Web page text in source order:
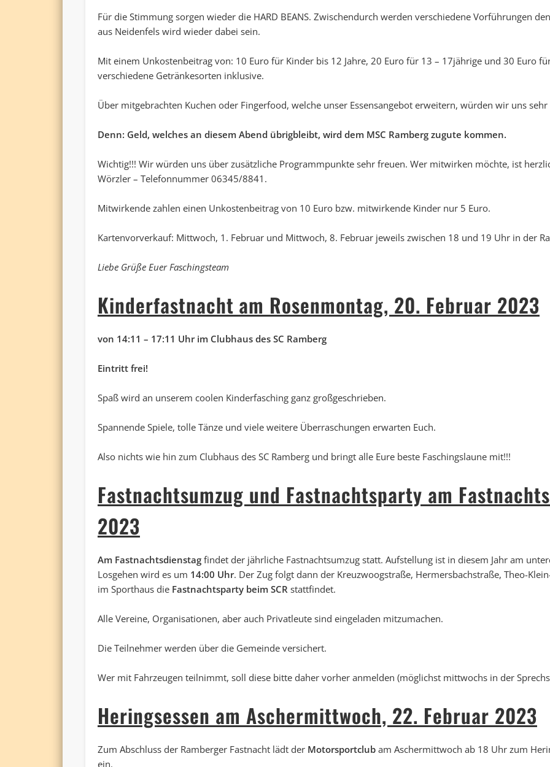
Für die Stimmung sorgen wieder die HARD BEANS. Zwischendurch werden verschiedene Vorführungen
aus Neidenfels wird wieder dabei sein.
Mit einem Unkostenbeitrag von: 10 Euro für Kinder bis 12 Jahre, 20 Euro für 13 – 17jährige und 30 Euro
verschiedene Getränkesorten inklusive.
Über mitgebrachten Kuchen oder Fingerfood, welche unser Essensangebot erweitern, würden wir uns sehr
Denn: Geld, welches an diesem Abend übrigbleibt, wird dem MSC Ramberg zugute kommen.
Wichtig!!! Wir würden uns über zusätzliche Programmpunkte sehr freuen. Wer mitwirken möchte, ist
Wörzler – Telefonnummer 06345/8841.
Mitwirkende zahlen einen Unkostenbeitrag von 10 Euro bzw. mitwirkende Kinder nur 5 Euro.
Kartenvorverkauf: Mittwoch, 1. Februar und Mittwoch, 8. Februar jeweils zwischen 18 und 19 Uhr in der
Liebe Grüße Euer Faschingsteam
Kinderfastnacht am Rosenmontag, 20. Februar 2023
von 14:11 – 17:11 Uhr im Clubhaus des SC Ramberg
Eintritt frei!
Spaß wird an unserem coolen Kinderfasching ganz großgeschrieben.
Spannende Spiele, tolle Tänze und viele weitere Überraschungen erwarten Euch.
Also nichts wie hin zum Clubhaus des SC Ramberg und bringt alle Eure beste Faschingslaune mit!!!
Fastnachtsumzug und Fastnachtsparty am
2023
Am Fastnachtsdienstag findet der jährliche Fastnachtsumzug statt. Aufstellung ist in diesem Jahr am
Losgehen wird es um 14:00 Uhr. Der Zug folgt dann der Kreuzwoogstraße, Hermersbachstraße, Theo-
im Sporthaus die Fastnachtsparty beim SCR stattfindet.
Alle Vereine, Organisationen, aber auch Privatleute sind eingeladen mitzumachen.
Die Teilnehmer werden über die Gemeinde versichert.
Wer mit Fahrzeugen teilnimmt, soll diese bitte daher vorher anmelden (möglichst mittwochs in der
Heringsessen am Aschermittwoch, 22. Februar 2023
Zum Abschluss der Ramberger Fastnacht lädt der Motorsportclub am Aschermittwoch ab 18 Uhr zum
ein.